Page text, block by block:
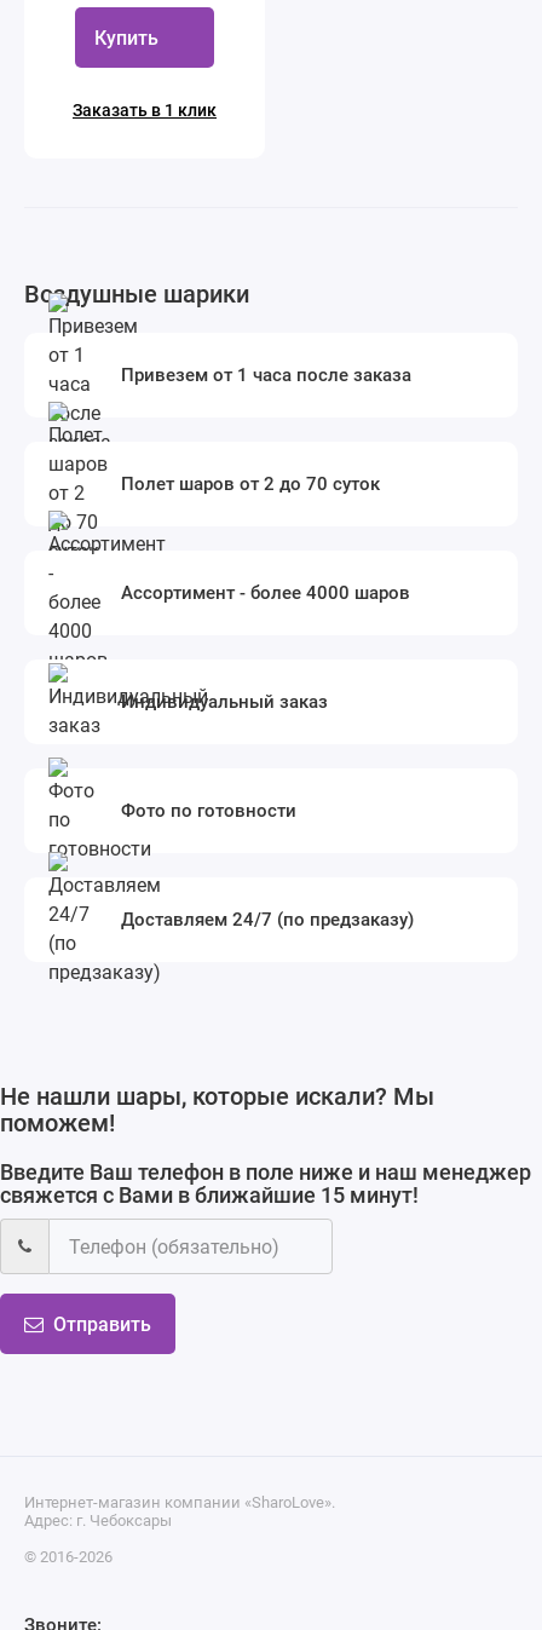
Купить
Заказать в 1 клик
Воздушные шарики
Привезем от 1 часа после заказа
Полет шаров от 2 до 70 суток
Ассортимент - более 4000 шаров
Индивидуальный заказ
Фото по готовности
Доставляем 24/7 (по предзаказу)
Не нашли шары, которые искали? Мы
поможем!
Введите Ваш телефон в поле ниже и наш менеджер
свяжется с Вами в ближайшие 15 минут!
Отправить
Интернет-магазин компании «SharoLove».
Адрес: г. Чебоксары
© 2016-2026
Звоните: